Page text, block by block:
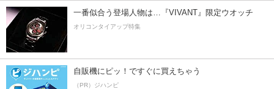
一番似合う登場人物は…『VIVANT』限定ウオッチ
オリコンタイアップ特集
自販機にピッ！ですぐに買えちゃう
（PR）ジハンピ